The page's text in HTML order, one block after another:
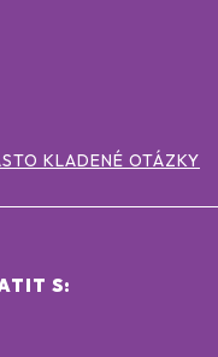
KLADENÉ OTÁZKY
S: